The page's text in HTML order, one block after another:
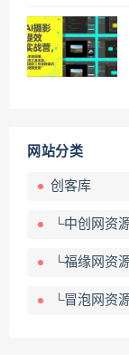
网站分类
创客库
└中创网资
└福缘网资
└冒泡网资